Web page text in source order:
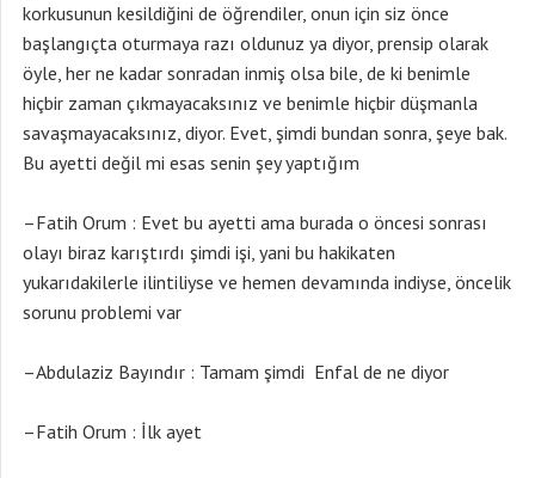
korkusunun kesildiğini de öğrendiler, onun için siz önce
başlangıçta oturmaya razı oldunuz ya diyor, prensip olarak
öyle, her ne kadar sonradan inmiş olsa bile, de ki benimle
hiçbir zaman çıkmayacaksınız ve benimle hiçbir düşmanla
savaşmayacaksınız, diyor. Evet, şimdi bundan sonra, şeye bak.
Bu ayetti değil mi esas senin şey yaptığım
–Fatih Orum : Evet bu ayetti ama burada o öncesi sonrası
olayı biraz karıştırdı şimdi işi, yani bu hakikaten
yukarıdakilerle ilintiliyse ve hemen devamında indiyse, öncelik
sorunu problemi var
–Abdulaziz Bayındır : Tamam şimdi Enfal de ne diyor
–Fatih Orum : İlk ayet